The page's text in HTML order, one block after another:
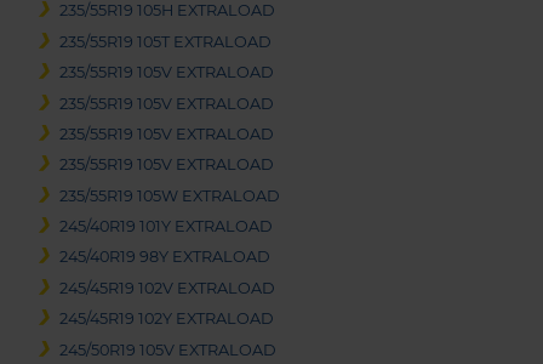
235/55R19 105H EXTRALOAD
235/55R19 105T EXTRALOAD
235/55R19 105V EXTRALOAD
235/55R19 105V EXTRALOAD
235/55R19 105V EXTRALOAD
235/55R19 105V EXTRALOAD
235/55R19 105W EXTRALOAD
245/40R19 101Y EXTRALOAD
245/40R19 98Y EXTRALOAD
245/45R19 102V EXTRALOAD
245/45R19 102Y EXTRALOAD
245/50R19 105V EXTRALOAD